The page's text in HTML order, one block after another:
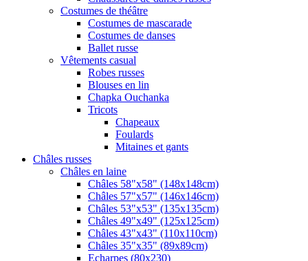
Costumes de théâtre
Costumes de mascarade
Costumes de danses
Ballet russe
Vêtements casual
Robes russes
Blouses en lin
Chapka Ouchanka
Tricots
Chapeaux
Foulards
Mitaines et gants
Châles russes
Châles en laine
Châles 58"x58" (148x148cm)
Châles 57"x57" (146x146cm)
Châles 53"x53" (135x135cm)
Châles 49"x49" (125x125cm)
Châles 43"x43" (110x110cm)
Châles 35"x35" (89x89cm)
Echarpes (80х230)